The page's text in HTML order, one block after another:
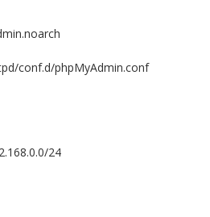
conf.d/phpMyAdmin.conf
24